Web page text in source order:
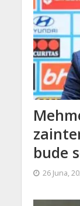
bude
26 Juna,